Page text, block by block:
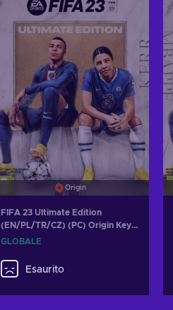
Visualizza offerte
Origin
FIFA 23 Ultimate Edition
(EN/PL/TR/CZ) (PC) Origin Key
GLOBAL
GLOBALE
Esaurito